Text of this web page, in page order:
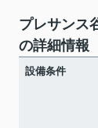
プレサンス
の詳細情報
設備条件